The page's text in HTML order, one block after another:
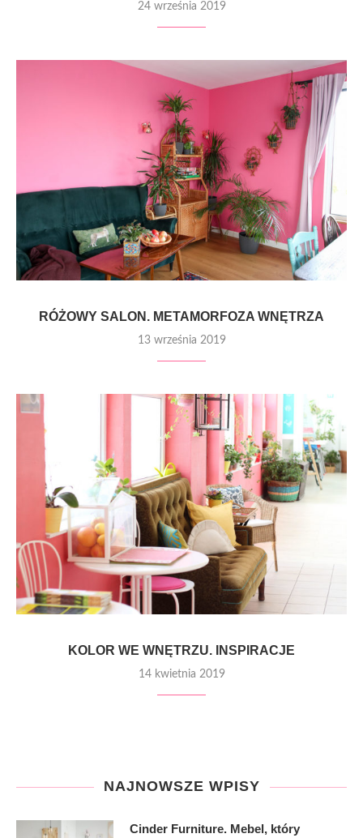
24 września 2019
RÓŻOWY SALON. METAMORFOZA WNĘTRZA
13 września 2019
KOLOR WE WNĘTRZU. INSPIRACJE
14 kwietnia 2019
NAJNOWSZE WPISY
Cinder Furniture. Mebel, który